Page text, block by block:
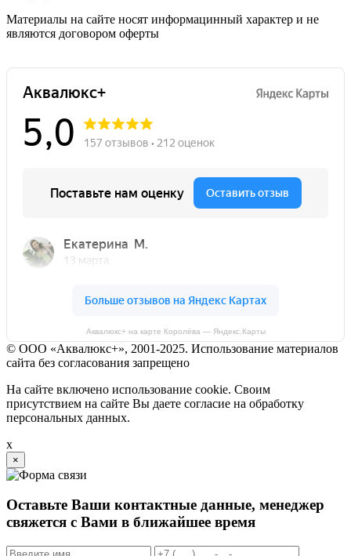
Материалы на сайте носят информацинный характер и не
являются договором оферты
Аквалюкс+ на карте Королёва — Яндекс.Карты
© ООО «Аквалюкс+», 2001-2025. Использование материалов
сайта без согласования запрещено
На сайте включено использование cookie. Своим
присутствием на сайте Вы даете согласие на обработку
персональных данных.
x
×
Оставьте Ваши контактные данные, менеджер
свяжется с Вами в ближайшее время